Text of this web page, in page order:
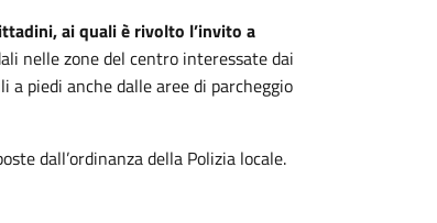
ai quali è rivolto l’invito a
nelle zone del centro interessate dai
piedi anche dalle aree di parcheggio
dall’ordinanza della Polizia locale.